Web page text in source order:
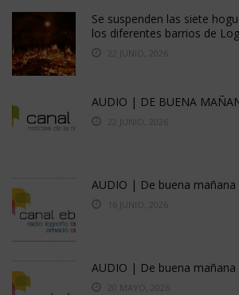
Se suspenden las siete
los diferentes barrios de
22 JUNIO, 2026
AUDIO | DE BUENA
22 JUNIO, 2026
AUDIO | De buena mañana
16 JUNIO, 2026
AUDIO | De buena mañana
20 MAYO, 2026